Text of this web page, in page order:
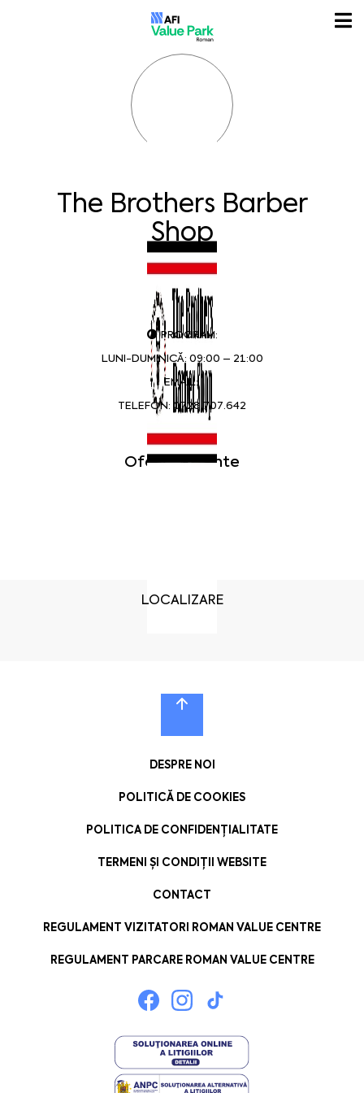
The Brothers Barber
Shop
PROGRAM:
LUNI-DUMINICĂ: 09:00 – 21:00
EMAIL:
TELEFON: 0728.707.642
Oferte curente
LOCALIZARE
DESPRE NOI
POLITICĂ DE COOKIES
POLITICA DE CONFIDENȚIALITATE
TERMENI ȘI CONDIȚII WEBSITE
CONTACT
REGULAMENT VIZITATORI ROMAN VALUE CENTRE
REGULAMENT PARCARE ROMAN VALUE CENTRE